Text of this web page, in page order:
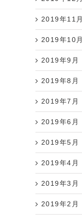
2019年11月
2019年10月
2019年9月
2019年8月
2019年7月
2019年6月
2019年5月
2019年4月
2019年3月
2019年2月